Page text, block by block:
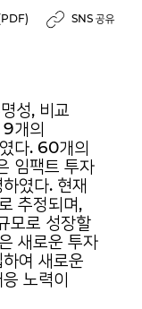
SNS 공유
성, 비교
개의
다. 60개의
임팩트 투자
였다. 현재
추정되며,
모로 성장할
새로운 투자
여 새로운
노력이